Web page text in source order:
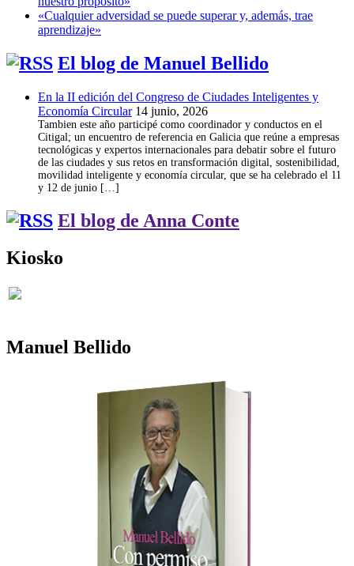
«Cualquier adversidad se puede superar y, además, trae
aprendizaje»
El blog de Manuel Bellido
En la II edición del Congreso de Ciudades Inteligentes y
Economía Circular 14 junio, 2026
Tambien este año participé como coordinador y conductos en el
Citigal; un encuentro de referencia en Galicia que reúne a empresas
tecnológicas y expertos internacionales para debatir sobre el futuro
de las ciudades y sus retos en transformación digital, sostenibilidad,
movilidad inteligente y economía circular, que se ha celebrado el 11
y 12 de junio […]
El blog de Anna Conte
Kiosko
Manuel Bellido